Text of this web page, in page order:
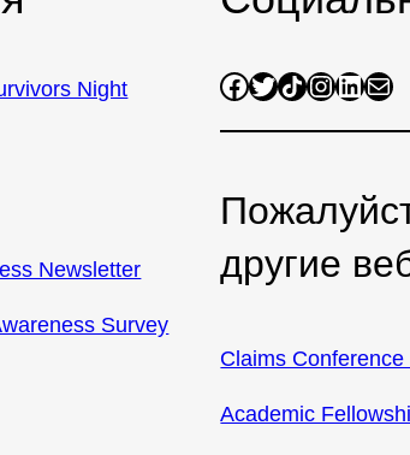
Night
Newsletter
Survey
Facebook Twitter Share Icon InstagramLinkedIn Mail
другие
Claims
Academic